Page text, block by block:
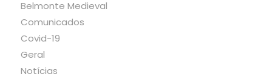
Belmonte Medieval
Comunicados
Covid-19
Geral
Notícias